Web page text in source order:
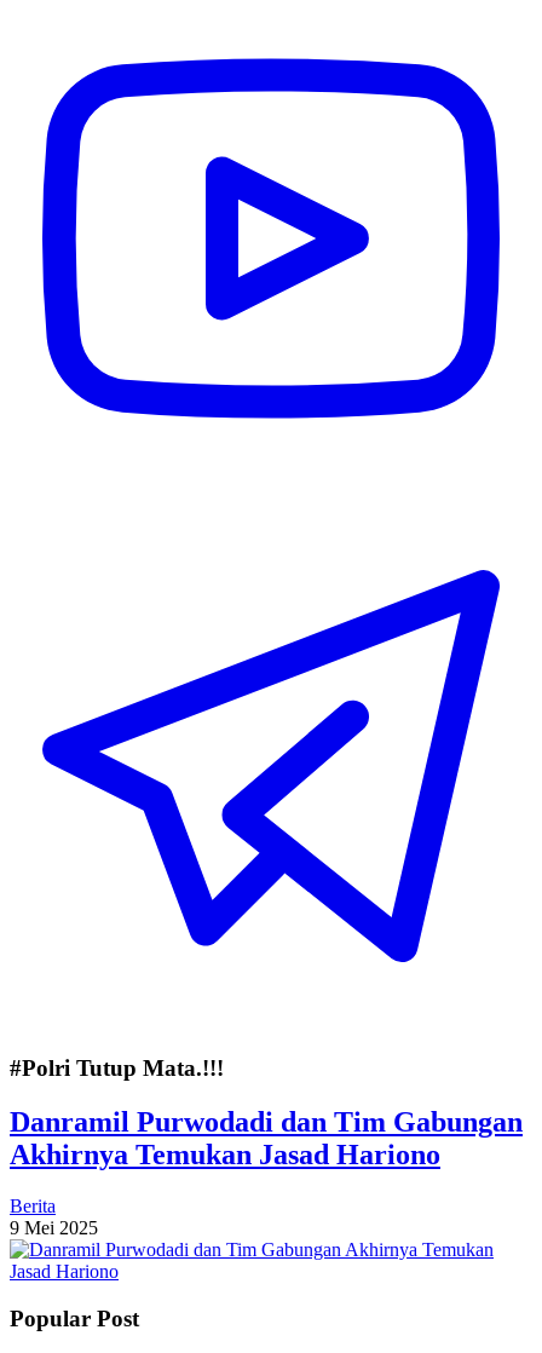
#Polri Tutup Mata.!!!
Danramil Purwodadi dan Tim Gabungan
Akhirnya Temukan Jasad Hariono
Berita
9 Mei 2025
Popular Post